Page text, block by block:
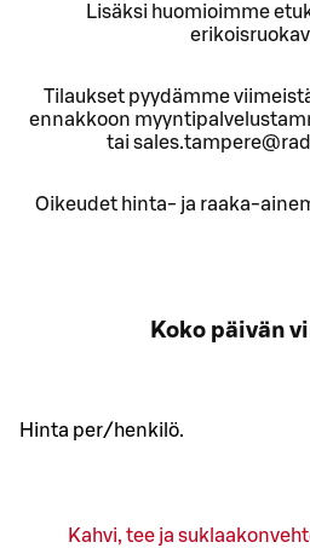
Lisäksi huomioimme
Tilaukset pyydämme
ennakkoon
tai
Oikeudet hinta- ja raaka-
Koko päivän
Hinta per/henkilö.
Kahvi, tee ja